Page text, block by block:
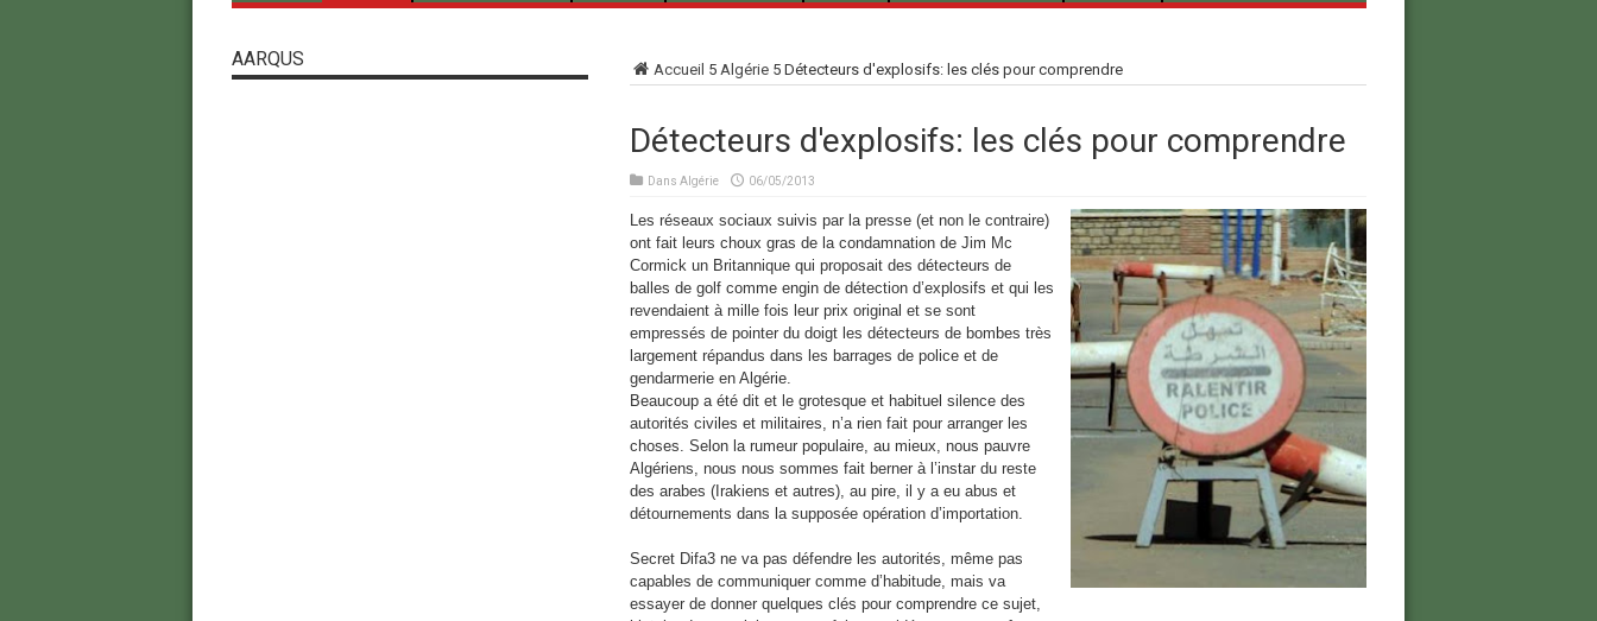
Accueil 5 Algérie5 Détecteurs d'explosifs: les clés pour comprendre
Détecteurs d'explosifs: les clés pour comprendre
Dans Algérie 06/05/2013
Les réseaux sociaux suivis par la presse (et non le contraire)
ont fait leurs choux gras de la condamnation de Jim Mc
Cormick un Britannique qui proposait des détecteurs de
balles de golf comme engin de détection d’explosifs et qui les
revendaient à mille fois leur prix original et se sont
empressés de pointer du doigt les détecteurs de bombes très
largement répandus dans les barrages de police et de
gendarmerie en Algérie.
Beaucoup a été dit et le grotesque et habituel silence des
autorités civiles et militaires, n’a rien fait pour arranger les
choses. Selon la rumeur populaire, au mieux, nous pauvre
Algériens, nous nous sommes fait berner à l’instar du reste
des arabes (Irakiens et autres), au pire, il y a eu abus et
détournements dans la supposée opération d’importation.
Secret Difa3 ne va pas défendre les autorités, même pas
capables de communiquer comme d’habitude, mais va
essayer de donner quelques clés pour comprendre ce sujet,
AARQUS